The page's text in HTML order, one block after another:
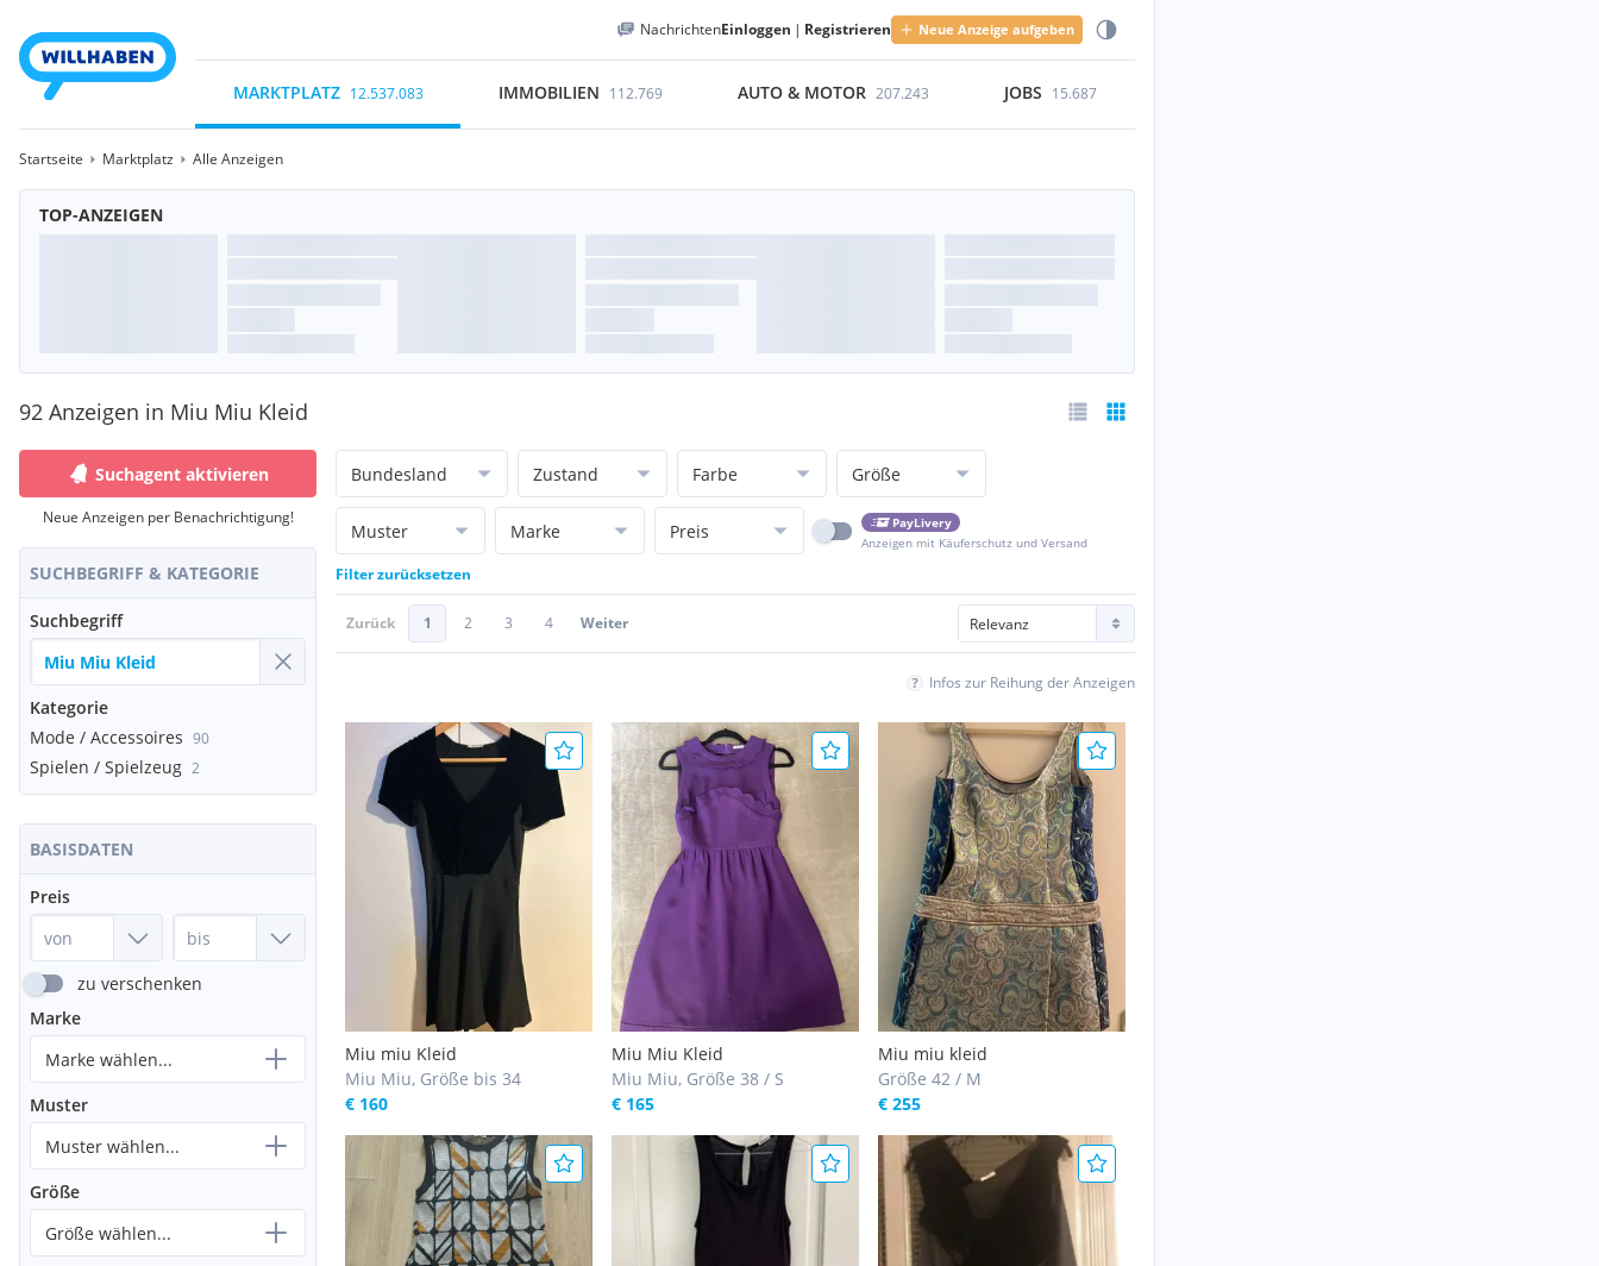
NachrichtenEinloggen | Registrieren Neue Anzeige aufgeben
MARKTPLATZ 12.537.083 IMMOBILIEN 112.769 AUTO & MOTOR 207.243 JOBS 15.687
Startseite Marktplatz Alle Anzeigen
TOP-ANZEIGEN
92 Anzeigen in Miu Miu Kleid
Suchagent aktivieren
Neue Anzeigen per Benachrichtigung!
SUCHBEGRIFF & KATEGORIE
Suchbegriff
Kategorie
Mode / Accessoires 90
Spielen / Spielzeug 2
BASISDATEN
Preis
zu verschenken
Marke
Marke wählen...
Muster
Muster wählen...
Größe
Größe wählen...
Bundesland Zustand Farbe Größe
Muster Marke Preis
PayLivery
Anzeigen mit Käuferschutz und Versand
Filter zurücksetzen
Zurück 1 2 3 4 Weiter
Infos zur Reihung der Anzeigen
Miu miu Kleid
Miu Miu, Größe bis 34
€ 160
Miu Miu Kleid
Miu Miu, Größe 38 / S
€ 165
Miu miu kleid
Größe 42 / M
€ 255